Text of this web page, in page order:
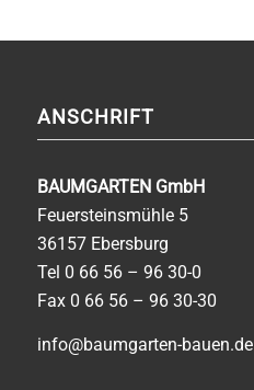
ANSCHRIFT
BAUMGARTEN GmbH
Feuersteinsmühle 5
36157 Ebersburg
Tel 0 66 56 – 96 30-0
Fax 0 66 56 – 96 30-30
info@baumgarten-bauen.de